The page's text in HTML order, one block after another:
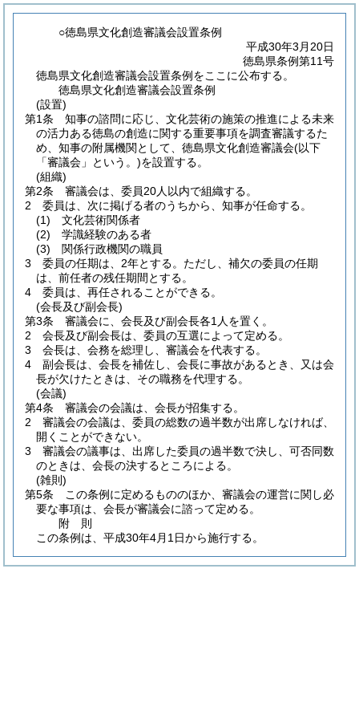
○徳島県文化創造審議会設置条例
平成30年3月20日
徳島県条例第11号
徳島県文化創造審議会設置条例をここに公布する。
徳島県文化創造審議会設置条例
(設置)
第1条
知事の諮問に応じ、文化芸術の施策の推進による未来
の活力ある徳島の創造に関する重要事項を調査審議するた
め、知事の附属機関として、徳島県文化創造審議会(以下
「審議会」という。)を設置する。
(組織)
第2条
審議会は、委員20人以内で組織する。
2
委員は、次に掲げる者のうちから、知事が任命する。
(1)
文化芸術関係者
(2)
学識経験のある者
(3)
関係行政機関の職員
3
委員の任期は、2年とする。 ただし、補欠の委員の任期
は、前任者の残任期間とする。
4
委員は、再任されることができる。
(会長及び副会長)
第3条
審議会に、会長及び副会長各1人を置く。
2
会長及び副会長は、委員の互選によって定める。
3
会長は、会務を総理し、審議会を代表する。
4
副会長は、会長を補佐し、会長に事故があるとき、又は会
長が欠けたときは、その職務を代理する。
(会議)
第4条
審議会の会議は、会長が招集する。
2
審議会の会議は、委員の総数の過半数が出席しなければ、
開くことができない。
3
審議会の議事は、出席した委員の過半数で決し、可否同数
のときは、会長の決するところによる。
(雑則)
第5条
この条例に定めるもののほか、審議会の運営に関し必
要な事項は、会長が審議会に諮って定める。
附 則
この条例は、平成30年4月1日から施行する。